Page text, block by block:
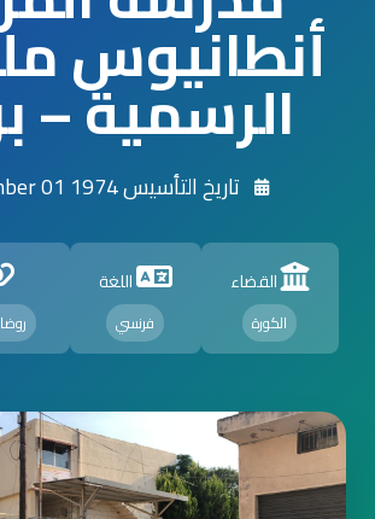
أنطانيوس
الرسمية –
تاريخ التأسيس 1974 December 01
القضاء
الكورة
اللغة
فرنسي